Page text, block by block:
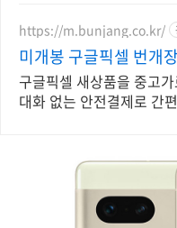
https://m.bunjang.co.kr/
미개봉 구글픽셀 번개
브랜드 중고거래
구글픽셀 새상품을 중고
대화 없는 안전결제로 간